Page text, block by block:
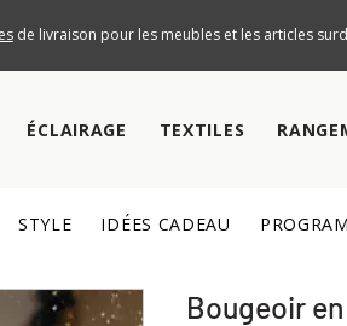
de livraison pour les meubles et les articles
ÉCLAIRAGE TEXTILES
STYLE IDÉES CADEAU
Bougeoir